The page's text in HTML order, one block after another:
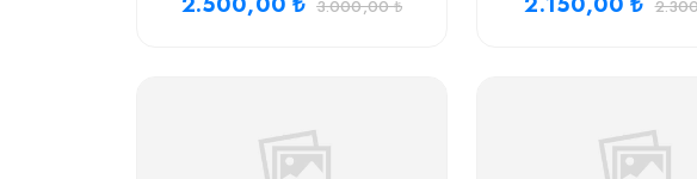
3.000,00 ₺